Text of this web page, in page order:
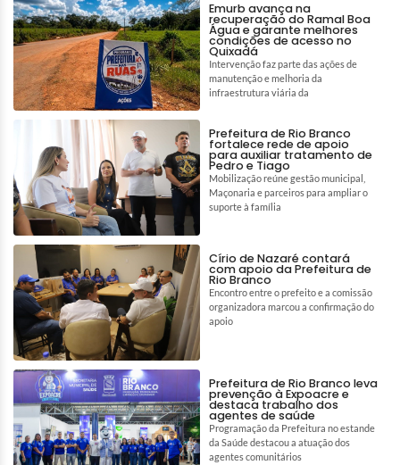
Emurb avança na
recuperação do Ramal Boa
Água e garante melhores
condições de acesso no
Quixadá
Intervenção faz parte das ações de
manutenção e melhoria da
infraestrutura viária da
Prefeitura de Rio Branco
fortalece rede de apoio
para auxiliar tratamento de
Pedro e Tiago
Mobilização reúne gestão municipal,
Maçonaria e parceiros para ampliar o
suporte à família
Círio de Nazaré contará
com apoio da Prefeitura de
Rio Branco
Encontro entre o prefeito e a comissão
organizadora marcou a confirmação do
apoio
Prefeitura de Rio Branco leva
prevenção à Expoacre e
destaca trabalho dos
agentes de saúde
Programação da Prefeitura no estande
da Saúde destacou a atuação dos
agentes comunitários